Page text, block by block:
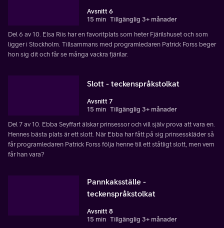
Avsnitt 6
15 min Tillgänglig 3+ månader
Del 6 av 10. Elsa Riis har en favoritplats som heter Fjärilshuset och som
ligger i Stockholm. Tillsammans med programledaren Patrick Forss beger
hon sig dit och får se många vackra fjärilar.
Slott - teckenspråkstolkat
Avsnitt 7
15 min Tillgänglig 3+ månader
Del 7 av 10. Ebba Seyffart älskar prinsessor och vill själv prova att vara en.
Hennes bästa plats är ett slott. När Ebba har fått på sig prinsesskläder så
får programledaren Patrick Forss följa henne till ett ståtligt slott, men vem
får han vara?
Pannkaksställe -
teckenspråkstolkat
Avsnitt 8
15 min Tillgänglig 3+ månader